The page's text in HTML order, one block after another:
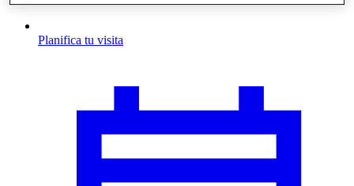
Planifica tu visita